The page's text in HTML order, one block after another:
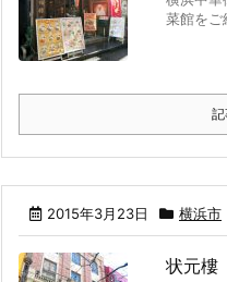
菜館をご
2015年3月23日 横浜市
状元樓